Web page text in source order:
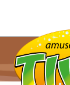
springen